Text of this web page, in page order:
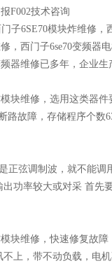
F002技术咨询
子6SE70模块炸维修
，西门子6se70变频器
器维修已多年，企业生
维修，选用这类器件
路故障，存储程序个数
调制波，就不能调用
功率较大或对采 首先
维修，快速修复故障
上，带不动负载，电